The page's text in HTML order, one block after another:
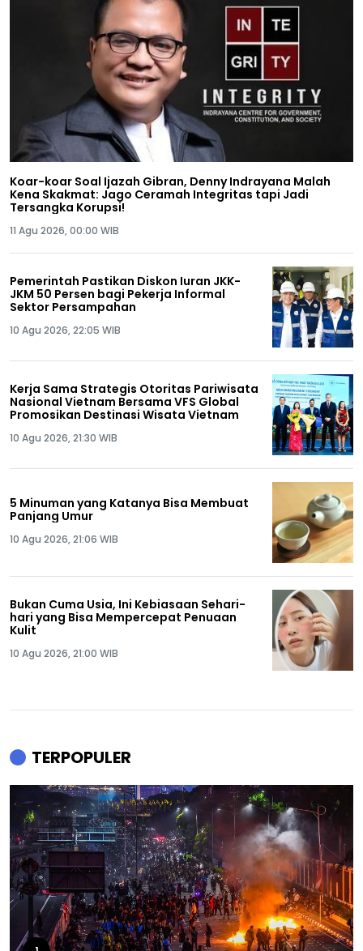
Koar-koar Soal Ijazah Gibran, Denny Indrayana Malah
Kena Skakmat: Jago Ceramah Integritas tapi Jadi
Tersangka Korupsi!
11 Agu 2026, 00:00 WIB
Pemerintah Pastikan Diskon Iuran JKK-
JKM 50 Persen bagi Pekerja Informal
Sektor Persampahan
10 Agu 2026, 22:05 WIB
Kerja Sama Strategis Otoritas Pariwisata
Nasional Vietnam Bersama VFS Global
Promosikan Destinasi Wisata Vietnam
10 Agu 2026, 21:30 WIB
5 Minuman yang Katanya Bisa Membuat
Panjang Umur
10 Agu 2026, 21:06 WIB
Bukan Cuma Usia, Ini Kebiasaan Sehari-
hari yang Bisa Mempercepat Penuaan
Kulit
10 Agu 2026, 21:00 WIB
TERPOPULER